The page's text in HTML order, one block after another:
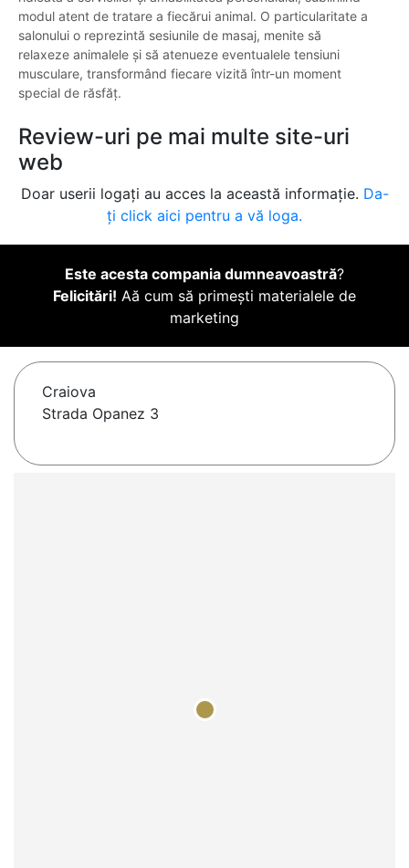
modul atent de tratare a fiecărui animal. O particularitate a
salonului o reprezintă sesiunile de masaj, menite să
relaxeze animalele și să atenueze eventualele tensiuni
musculare, transformând fiecare vizită într-un moment
special de răsfăț.
Review-uri pe mai multe site-uri
web
Doar userii logați au acces la această informație. Da-
ți click aici pentru a vă loga.
Este acesta compania dumneavoastră?
Felicitări! Aă cum să primești materialele de
marketing
Craiova
Strada Opanez 3